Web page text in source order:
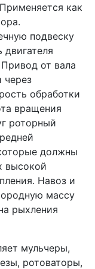
как
подвеску
от вала
обработки
вращения
роторный
должны
высокой
Навоз и
массу
рыхления
мульчеры,
ротоваторы,